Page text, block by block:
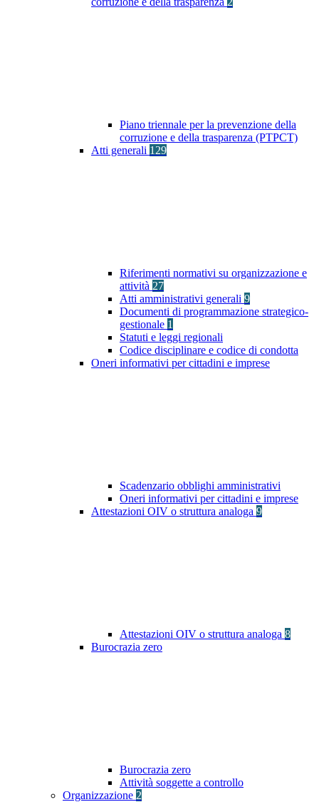
Piano triennale per la prevenzione della
corruzione e della trasparenza (PTPCT)
Atti generali 129
Riferimenti normativi su organizzazione e
attività 27
Atti amministrativi generali 9
Documenti di programmazione strategico-
gestionale 1
Statuti e leggi regionali
Codice disciplinare e codice di condotta
Oneri informativi per cittadini e imprese
Scadenzario obblighi amministrativi
Oneri informativi per cittadini e imprese
Attestazioni OIV o struttura analoga 9
Attestazioni OIV o struttura analoga 8
Burocrazia zero
Burocrazia zero
Attività soggette a controllo
Organizzazione 2